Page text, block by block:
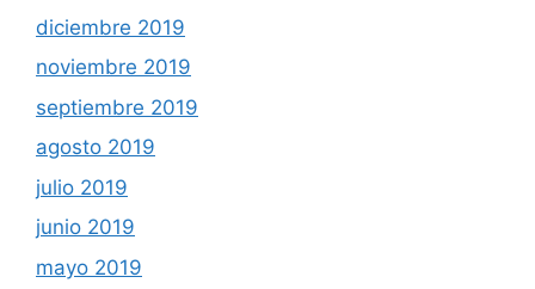
diciembre 2019
noviembre 2019
septiembre 2019
agosto 2019
julio 2019
junio 2019
mayo 2019